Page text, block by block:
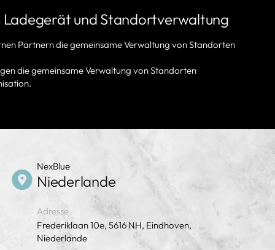
und Standortverwaltung
Partnern die gemeinsame Verwaltung von Standorten
die gemeinsame Verwaltung von Standorten
NexBlue
Niederlande
Adresse
Frederiklaan 10e, 5616 NH, Eindhoven,
Niederlande